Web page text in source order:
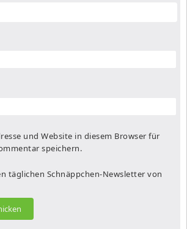
und Website in diesem Browser für
speichern.
täglichen Schnäppchen-Newsletter von